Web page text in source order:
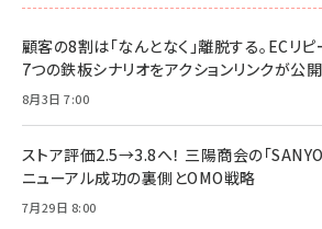
顧客の8割は「なんとなく」離脱する。ECリ
7つの鉄板シナリオをアクションリンクが公開
8月3日 7:00
ストア評価2.5→3.8へ！ 三陽商会の「SANYO
ニューアル成功の裏側とOMO戦略
7月29日 8:00